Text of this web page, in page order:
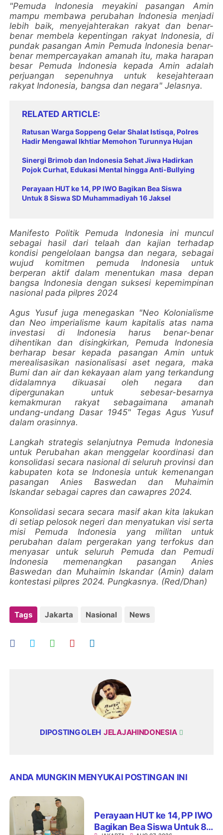
"Pemuda Indonesia meyakini pasangan Amin
mampu membawa perubahan Indonesia menjadi
lebih baik, menyejahterakan rakyat dan benar-
benar membela kepentingan rakyat Indonesia, di
pundak pasangan Amin Pemuda Indonesia benar-
benar mempercayakan amanah itu, maka harapan
besar Pemuda Indonesia kepada Amin adalah
perjuangan sepenuhnya untuk kesejahteraan
rakyat Indonesia, bangsa dan negara" Jelasnya.
RELATED ARTICLE
Ratusan Warga Soppeng Gelar Shalat Istisqa, Polres
Hadir Mengawal Ikhtiar Memohon Turunnya Hujan
Sinergi Brimob dan Indonesia Sehat Jiwa Hadirkan
Pojok Curhat, Edukasi Mental hingga Anti-Bullying
Perayaan HUT ke 14, PP IWO Bagikan Bea Siswa
Untuk 8 Siswa SD Muhammadiyah 16 Jaksel
Manifesto Politik Pemuda Indonesia ini muncul
sebagai hasil dari telaah dan kajian terhadap
kondisi pengelolaan bangsa dan negara, sebagai
wujud komitmen pemuda Indonesia untuk
berperan aktif dalam menentukan masa depan
bangsa Indonesia dengan suksesi kepemimpinan
nasional pada pilpres 2024
Agus Yusuf juga menegaskan "Neo Kolonialisme
dan Neo imperialisme kaum kapitalis atas nama
investasi di Indonesia harus benar-benar
dihentikan dan disingkirkan, Pemuda Indonesia
berharap besar kepada pasangan Amin untuk
merealisasikan nasionalisasi aset negara, maka
Bumi dan air dan kekayaan alam yang terkandung
didalamnya dikuasai oleh negara dan
dipergunakan untuk sebesar-besarnya
kemakmuran rakyat sebagaimana amanah
undang-undang Dasar 1945" Tegas Agus Yusuf
dalam orasinnya.
Langkah strategis selanjutnya Pemuda Indonesia
untuk Perubahan akan menggelar koordinasi dan
konsolidasi secara nasional di seluruh provinsi dan
kabupaten kota se Indonesia untuk kemenangan
pasangan Anies Baswedan dan Muhaimin
Iskandar sebagai capres dan cawapres 2024.
Konsolidasi secara secara masif akan kita lakukan
di setiap pelosok negeri dan menyatukan visi serta
misi Pemuda Indonesia yang militan untuk
perubahan dalam pergerakan yang terfokus dan
menyasar untuk seluruh Pemuda dan Pemudi
Indonesia memenangkan pasangan Anies
Baswedan dan Muhaimin Iskandar (Amin) dalam
kontestasi pilpres 2024. Pungkasnya. (Red/Dhan)
Tags Jakarta Nasional News
DIPOSTING OLEH JELAJAHINDONESIA
ANDA MUNGKIN MENYUKAI POSTINGAN INI
Perayaan HUT ke 14, PP IWO
Bagikan Bea Siswa Untuk 8